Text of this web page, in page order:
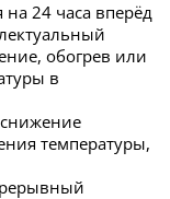
24 часа вперёд
обогрев или
в
температуры,